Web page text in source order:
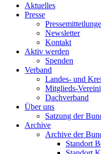
Aktuelles
Presse
Newsletter
Kontakt
Aktiv werden
Spenden
Verband
Landes- und
Mitglieds-
Dachverband
Über uns
Satzung der
Archive
Archive der
Standort